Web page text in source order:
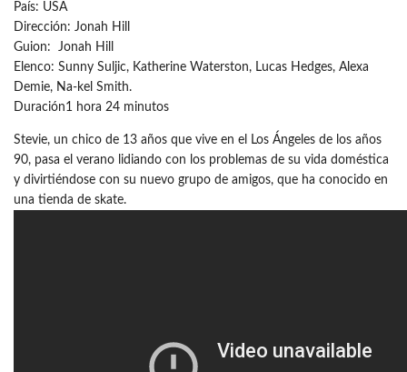
País: USA
Dirección: Jonah Hill
Guion: Jonah Hill
Elenco: Sunny Suljic, Katherine Waterston, Lucas Hedges, Alexa
Demie, Na-kel Smith.
Duración1 hora 24 minutos
Stevie, un chico de 13 años que vive en el Los Ángeles de los años
90, pasa el verano lidiando con los problemas de su vida doméstica
y divirtiéndose con su nuevo grupo de amigos, que ha conocido en
una tienda de skate.